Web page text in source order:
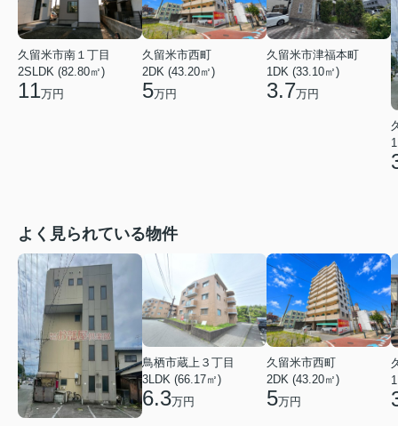
久留米市南１丁目
2SLDK (82.80㎡)
11万円
久留米市西町
2DK (43.20㎡)
5万円
久留米市津福本町
1DK (33.10㎡)
3.7万円
よく見られている物件
鳥栖市蔵上３丁目
3LDK (66.17㎡)
6.3万円
久留米市西町
2DK (43.20㎡)
5万円